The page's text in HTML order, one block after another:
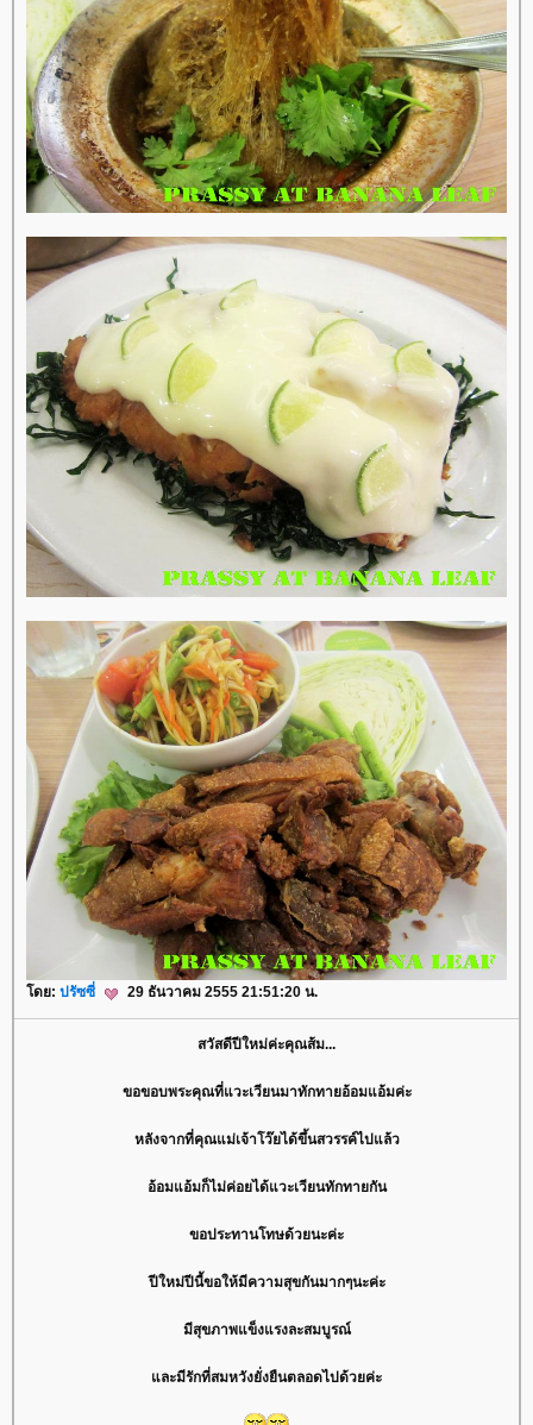
ดย: ปรัซซี่ 29 ธันวาคม 2555 21:51:20 น.
สวัสดีปีใหม่ค่ะคุณส้ม...
ขอขอบพระคุณที่แวะเวียนมาทักทายอ้อมแอ้มค่ะ
หลังจากที่คุณแม่เจ้าโว๊ยได้ขึ้นสวรรค์ไปแล้ว
อ้อมแอ้มก็ไม่ค่อยได้แวะเวียนทักทายกัน
ขอประทานโทษด้วยนะค่ะ
ปีใหม่ปีนี้ขอให้มีความสุขกันมากๆนะค่ะ
มีสุขภาพแข็งแรงละสมบูรณ์
ละมีรักที่สมหวังยั่งยืนตลอดไปด้วยค่ะ